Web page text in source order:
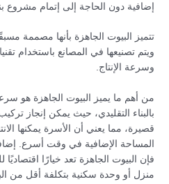
إضافية دون الحاجة إلى إتمام مشروع
تتميز البيوت الجاهزة بأنها مصممة
ويتم تصنيعها في المصانع باستخدام
وسرعة الإنتاج.
من أهم ما يميز البيوت الجاهزة هو
بالبناء التقليدي، حيث يمكن إنجاز
قصيرة، مما يعني أن الأسرة يمكنها
المساحة الإضافية في وقت أسرع.
فإن البيوت الجاهزة تعد خيارًا
منزل أو وحدة سكنية بتكلفة أقل من